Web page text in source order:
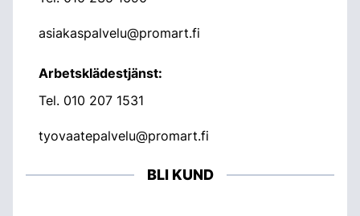
asiakaspalvelu@promart.fi
Arbetsklädestjänst:
Tel. 010 207 1531
tyovaatepalvelu@promart.fi
BLI KUND